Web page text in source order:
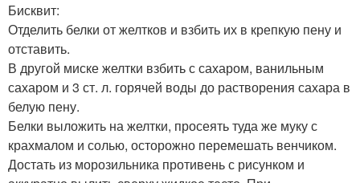
Бисквит:
Отделить белки от желтков и взбить их в крепкую пену и
отставить.
В другой миске желтки взбить с сахаром, ванильным
сахаром и 3 ст. л. горячей воды до растворения сахара в
белую пену.
Белки выложить на желтки, просеять туда же муку с
крахмалом и солью, осторожно перемешать венчиком.
Достать из морозильника противень с рисунком и